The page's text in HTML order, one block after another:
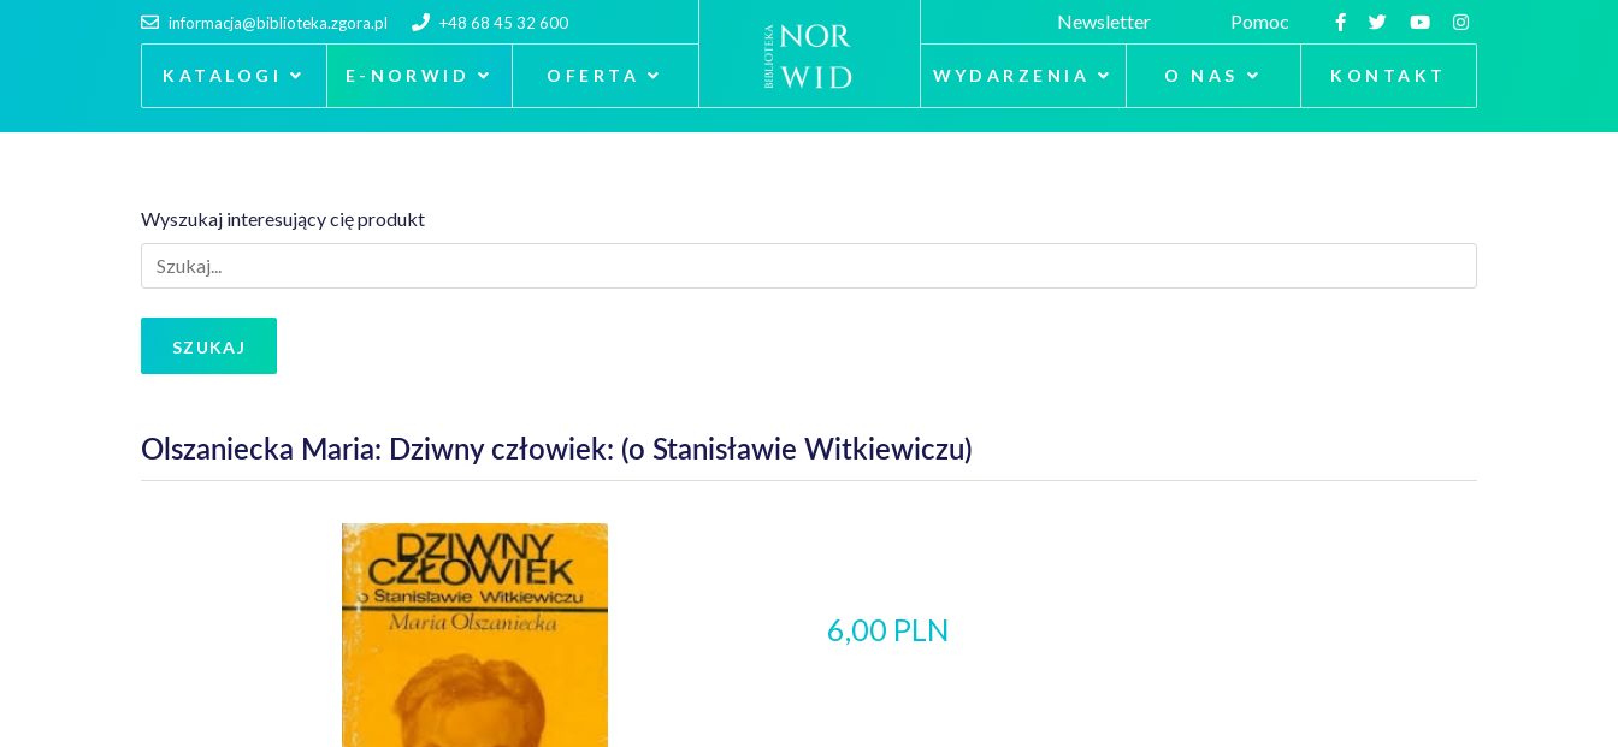
informacja@biblioteka.zgora.pl +48 68 45 32 600
KATALOGI E-NORWID OFERTA
Newsletter Pomoc
WYDARZENIA O NAS KONTAKT
Wyszukaj interesujący cię produkt
SZUKAJ
Olszaniecka Maria: Dziwny człowiek: (o Stanisławie Witkiewiczu)
6,00 PLN